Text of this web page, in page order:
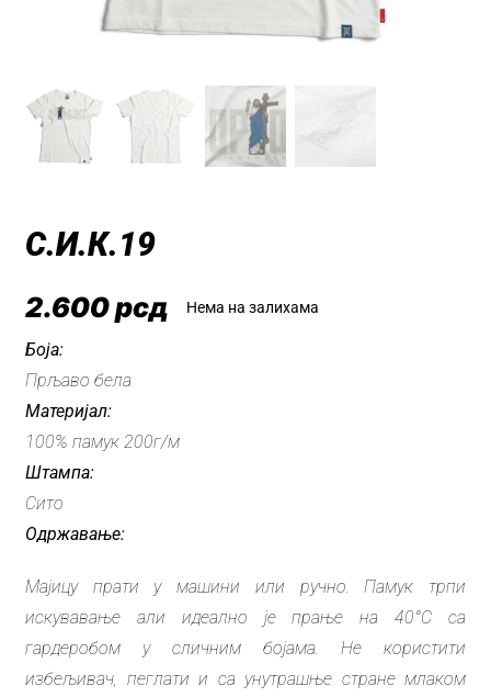
С.И.К.19
2.600рсд Нема на залихама
Боја:
Прљаво бела
Материјал:
100% памук 200г/м
Штампа:
Сито
Одржавање:
Мајицу прати у машини или ручно. Памук трпи
искувавање али идеално је прање на 40°C са
гардеробом у сличним бојама. Не користити
избељивач, пеглати и са унутрашње стране млаком